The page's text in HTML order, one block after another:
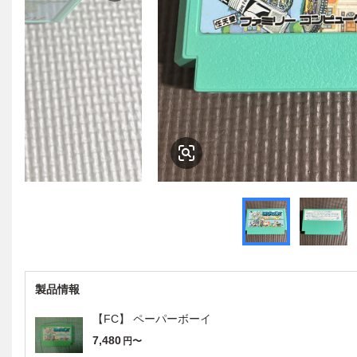
製品情報
【FC】 ペーパーボーイ
7,480 円〜